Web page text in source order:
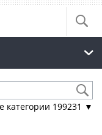
категории 199231 ▼